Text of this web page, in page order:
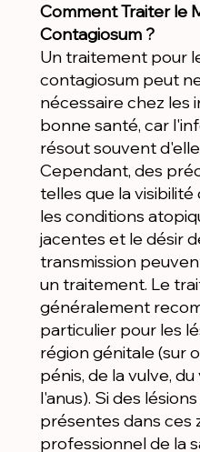
Comment Traiter le
Contagiosum ?
Un traitement pour
contagiosum peut
nécessaire chez les
bonne santé, car
résout souvent
Cependant, des
telles que la visibilité
les conditions
jacentes et le désir
transmission
un traitement. Le
généralement
particulier pour les
région génitale (sur
pénis, de la vulve,
l'anus). Si des
présentes dans ces
professionnel de la